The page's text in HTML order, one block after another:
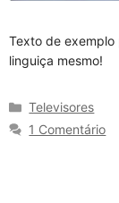
Texto de
linguiça mesmo!
Categorias
Televisores
1 Comentário